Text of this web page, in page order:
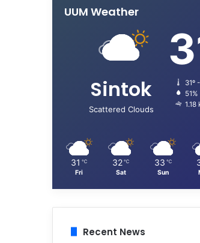
UUM Weather
Sintok
Scattered Clouds
31º
51%
1.18
31 ℃
Fri
32 ℃
Sat
33 ℃
Sun
Recent News